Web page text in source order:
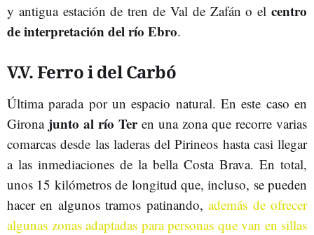
y antigua estación de tren de Val de Zafán o el centro
de interpretación del río Ebro.
V.V. Ferro i del Carbó
Última parada por un espacio natural. En este caso en
Gironajunto al río Teren una zona que recorre varias
comarcas desde las laderas del Pirineos hasta casi llegar
a las inmediaciones de la bella Costa Brava. En total,
unos 15 kilómetros de longitud que, incluso, se pueden
hacer en algunos tramos patinando,además de ofrecer
algunas zonas adaptadas para personas que van en sillas